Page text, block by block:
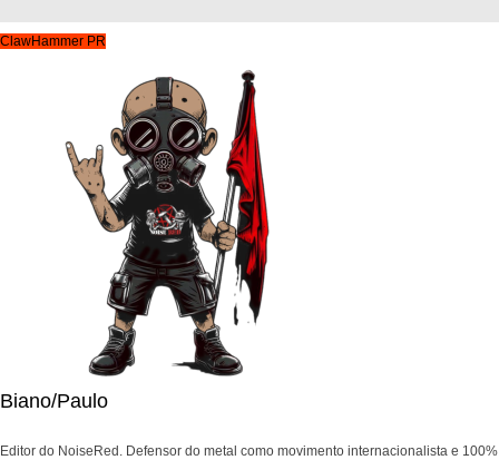
ClawHammer PR
Biano/Paulo
Editor do NoiseRed. Defensor do metal como movimento internacionalista e 100%